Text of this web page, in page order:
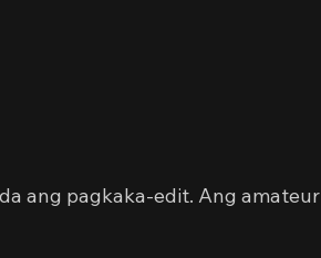
ang pagkaka-edit. Ang amateur